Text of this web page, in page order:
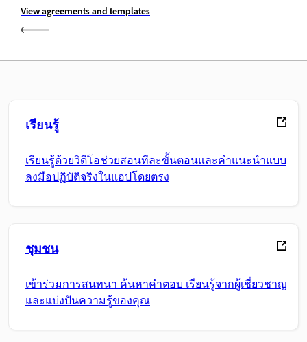
View agreements and templates
เรียนรู้
เรียนรู้ด้วยวิดีโอช่วยสอนทีละขั้นตอนและคำแนะนำแบบ
ลงมือปฏิบัติจริงในแอปโดยตรง
ชุมชน
เข้าร่วมการสนทนา ค้นหาคำตอบ เรียนรู้จากผู้เชี่ยวชาญ
และแบ่งปันความรู้ของคุณ